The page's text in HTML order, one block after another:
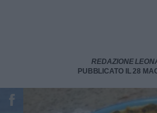
REDAZIONE
PUBBLICATO IL 28